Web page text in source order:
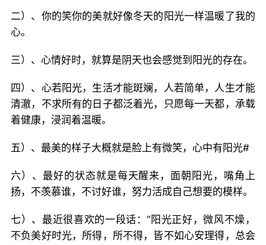
二）、你的笑你的美就好像冬天的阳光一样温暖了我的
心。
三）、心情好时，就算是阴天也会感觉到阳光的存在。
四）、心若阳光，生活才能斑斓，人若简单，人生才能
清澈，不求所有的日子都泛着光，只愿每一天都，承载
着健康，浸润着温暖。
五）、最美的样子大概就是脸上有微笑，心中有阳光#
六）、最好的状态就是每天醒来，面朝阳光，嘴角上
扬，不羡慕谁，不讨好谁，努力活成自己想要的模样。
七）、最近很喜欢的一段话：“阳光正好，微风不燥，
不负美好时光，所得，所不得，皆不如心安理得，总会